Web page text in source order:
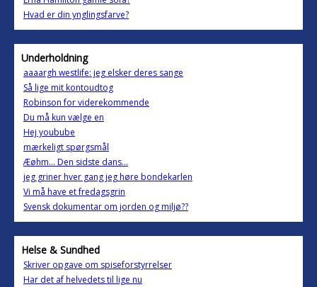
Hvad er din ynglingsfarve?
Underholdning
aaaargh westlife: jeg elsker deres sange
Så lige mit kontoudtog
Robinson for viderekommende
Du må kun vælge en
Hej youbube
mærkeligt spørgsmål
Æøhm... Den sidste dans...
jeg griner hver gang jeg høre bondekarlen
Vi må have et fredagsgrin
Svensk dokumentar om jorden og miljø??
Helse & Sundhed
Skriver opgave om spiseforstyrrelser
Har det af helvedets til lige nu